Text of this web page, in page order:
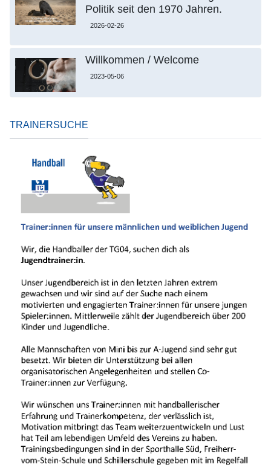
Politik seit den 1970 Jahren.
2026-02-26
Willkommen / Welcome
2023-05-06
TRAINERSUCHE